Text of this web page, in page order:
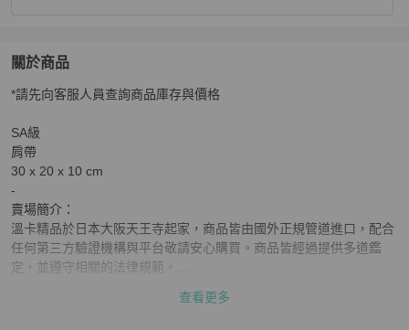
關於商品
關於【VUINCA Vintage 價格僅供參考】 CELINE 風琴包
*請先向客服人員查詢商品庫存與價格
SA級
肩帶
30 x 20 x 10 cm
-
賣場簡介：
溫卡精品於日本大阪天王寺起家，商品皆由國外正規管道進口，配合
任何第三方驗證機構與平台敬請安心購買。商品皆經過提供多道鑑
定，並遵守相關的法律規範。
查看更多